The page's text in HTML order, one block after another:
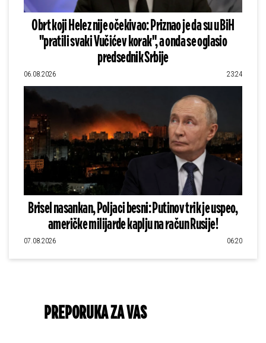
Obrt koji Helez nije očekivao: Priznao je da su u BiH
"pratili svaki Vučićev korak", a onda se oglasio
predsednik Srbije
06.08.2026 23:24
Brisel nasankan, Poljaci besni: Putinov trik je uspeo,
američke milijarde kaplju na račun Rusije!
07.08.2026 06:20
PREPORUKA ZA VAS